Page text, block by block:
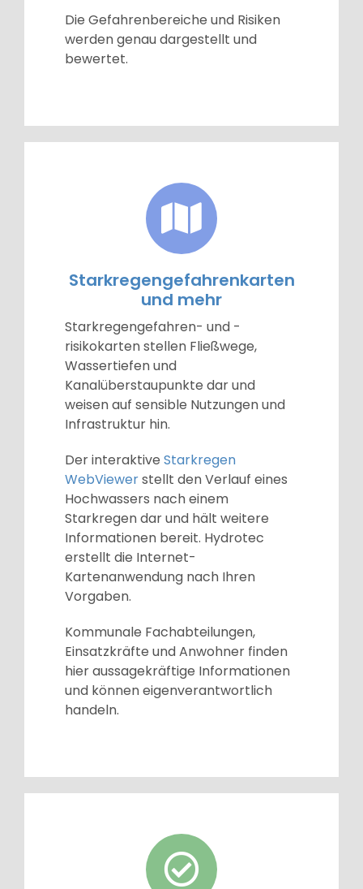
Die Gefahrenbereiche und Risiken
werden genau dargestellt und
bewertet.
Starkregengefahrenkarten
und mehr
Starkregengefahren- und -
risikokarten stellen Fließwege,
Wassertiefen und
Kanalüberstaupunkte dar und
weisen auf sensible Nutzungen und
Infrastruktur hin.
Der interaktive Starkregen
WebViewerstellt den Verlauf eines
Hochwassers nach einem
Starkregen dar und hält weitere
Informationen bereit. Hydrotec
erstellt die Internet-
Kartenanwendung nach Ihren
Vorgaben.
Kommunale Fachabteilungen,
Einsatzkräfte und Anwohner finden
hier aussagekräftige Informationen
und können eigenverantwortlich
handeln.